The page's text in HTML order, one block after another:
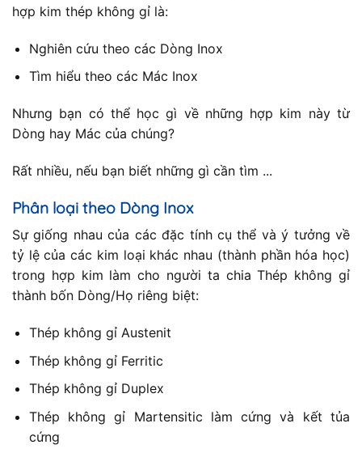
hợp kim thép không gỉ là:
Nghiên cứu theo các Dòng Inox
Tìm hiểu theo các Mác Inox
Nhưng bạn có thể học gì về những hợp kim này từ
Dòng hay Mác của chúng?
Rất nhiều, nếu bạn biết những gì cần tìm ...
Phân loại theo Dòng Inox
Sự giống nhau của các đặc tính cụ thể và ý tưởng về
tỷ lệ của các kim loại khác nhau (thành phần hóa học)
trong hợp kim làm cho người ta chia Thép không gỉ
thành bốn Dòng/Họ riêng biệt:
Thép không gỉ Austenit
Thép không gỉ Ferritic
Thép không gỉ Duplex
Thép không gỉ Martensitic làm cứng và kết tủa
cứng